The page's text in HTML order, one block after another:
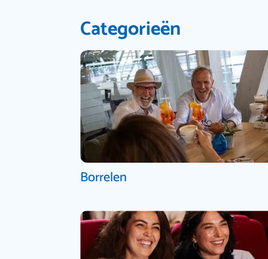
Categorieën
Borrelen